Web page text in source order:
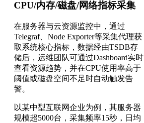
CPU/内存/磁盘/网络指标采集
在服务器与云资源监控中，通过
Telegraf、Node Exporter等采集代理获
取系统核心指标，数据经由TSDB存
储后，运维团队可通过Dashboard实时
查看资源趋势，并在CPU使用率高于
阈值或磁盘空间不足时自动触发告
警。
以某中型互联网企业为例，其服务器
规模超5000台，采集频率15秒，日均